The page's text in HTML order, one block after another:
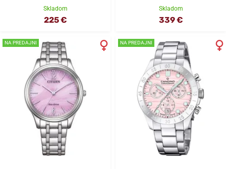
Skladom
225 €
Skladom
339 €
NA PREDAJNI NA PREDAJNI